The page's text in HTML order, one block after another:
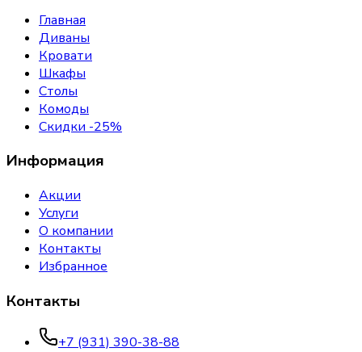
Главная
Диваны
Кровати
Шкафы
Столы
Комоды
Скидки -25%
Информация
Акции
Услуги
О компании
Контакты
Избранное
Контакты
+7 (931) 390-38-88